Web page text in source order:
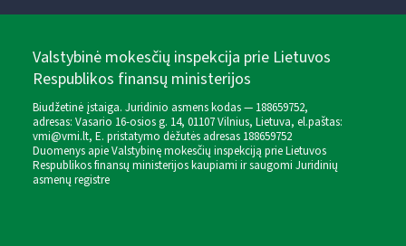
Valstybinė mokesčių inspekcija prie Lietuvos
Respublikos finansų ministerijos
Biudžetinė įstaiga. Juridinio asmens kodas — 188659752,
adresas: Vasario 16-osios g. 14, 01107 Vilnius, Lietuva, el.paštas:
vmi@vmi.lt, E. pristatymo dėžutės adresas 188659752
Duomenys apie Valstybinę mokesčių inspekciją prie Lietuvos
Respublikos finansų ministerijos kaupiami ir saugomi Juridinių
asmenų registre